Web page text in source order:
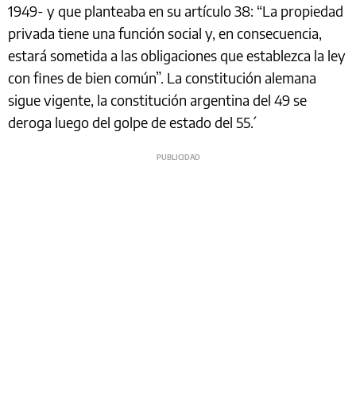
1949- y que planteaba en su artículo 38: “La propiedad
privada tiene una función social y, en consecuencia,
estará sometida a las obligaciones que establezca la ley
con fines de bien común”. La constitución alemana
sigue vigente, la constitución argentina del 49 se
deroga luego del golpe de estado del 55´.